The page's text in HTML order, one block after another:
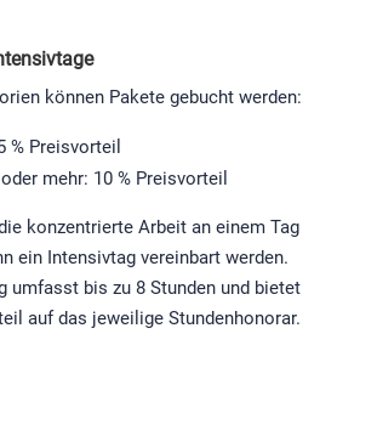
können Pakete gebucht werden:
% Preisvorteil
mehr: 10 % Preisvorteil
konzentrierte Arbeit an einem Tag
ein Intensivtag vereinbart werden.
umfasst bis zu 8 Stunden und bietet
auf das jeweilige Stundenhonorar.